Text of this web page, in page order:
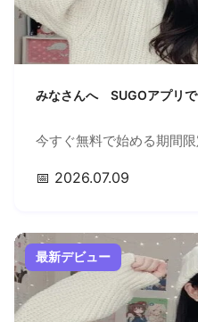
みなさんへ SUGOアプリ
今すぐ無料で始める期間
📅 2026.07.09
最新デビュー